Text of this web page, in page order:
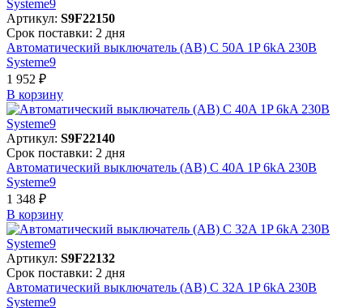
Артикул: S9F22150
Срок поставки: 2 дня
Автоматический выключатель (АВ) C 50A 1P 6kA 230В
Systeme9
1 952 ₽
В корзинy
Артикул: S9F22140
Срок поставки: 2 дня
Автоматический выключатель (АВ) C 40A 1P 6kA 230В
Systeme9
1 348 ₽
В корзинy
Артикул: S9F22132
Срок поставки: 2 дня
Автоматический выключатель (АВ) C 32A 1P 6kA 230В
Systeme9